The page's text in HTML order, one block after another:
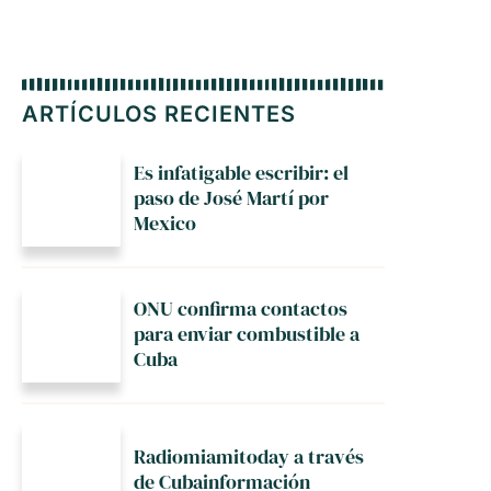
ARTÍCULOS RECIENTES
Es infatigable escribir: el
paso de José Martí por
Mexico
ONU confirma contactos
para enviar combustible a
Cuba
Radiomiamitoday a través
de Cubainformación